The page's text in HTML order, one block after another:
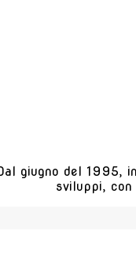
giugno del 1995,
sviluppi,